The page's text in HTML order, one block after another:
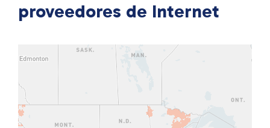
proveedores de Internet